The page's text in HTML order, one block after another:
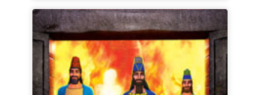
mine.”
Psalmul 57:2 (VDC)
Copiii învață că nici cele mai înalte ziduri nu pot fi
mai puternice decât credința în Dumnezeu!
LECȚIA 1: DUMNEZEUL SUVERAN
Adevăr biblic:Nimic nu poate sta împotriva lui
Dumnezeu.